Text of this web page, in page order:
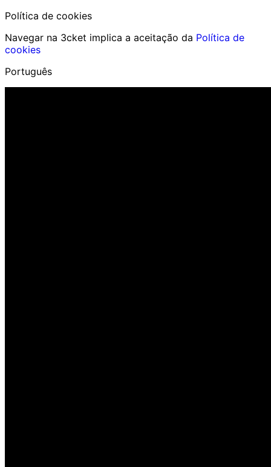
Política de cookies
Navegar na 3cket implica a aceitação da Política de
cookies
Português